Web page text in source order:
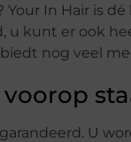
In Hair is
kunt er ook
nog veel
U